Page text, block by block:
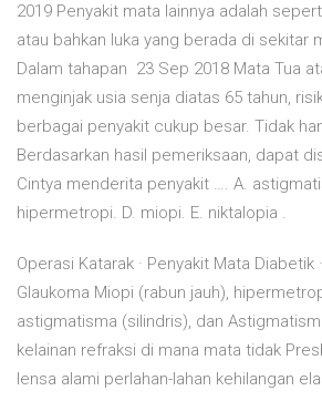
2019 Penyakit mata lainnya adalah
atau bahkan luka yang berada di sekitar
Dalam tahapan 23 Sep 2018 Mata Tua
menginjak usia senja diatas 65 tahun,
berbagai penyakit cukup besar. Tidak
Berdasarkan hasil pemeriksaan, dapat
Cintya menderita penyakit …. A.
hipermetropi. D. miopi. E. niktalopia .
Operasi Katarak · Penyakit Mata Diabetik
Glaukoma Miopi (rabun jauh),
astigmatisma (silindris), dan
kelainan refraksi di mana mata tidak
lensa alami perlahan-lahan kehilangan